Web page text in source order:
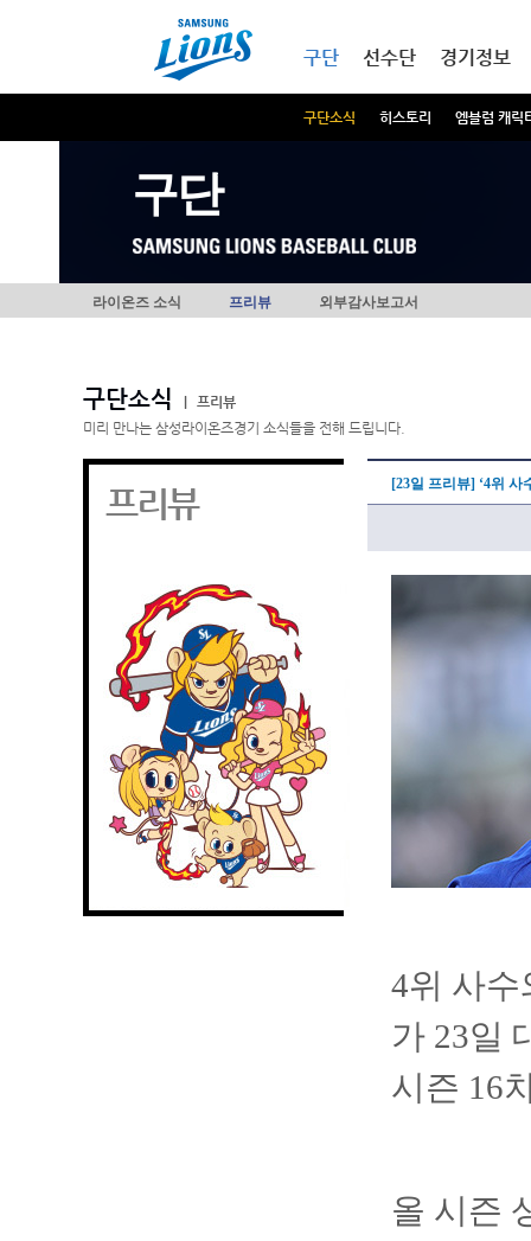
구단
구단소식 히스토리 엠블럼 캐릭
선수단 경기정보
구단
라이온즈 소식 프리뷰 외부감사보고서
구단소식
프리뷰
미리 만나는 삼성라이온즈경기 소식들을 전해 드립니다.
프리뷰 [23일 프리뷰] ‘4위
4위 사수
가 23일
시즌 16
올 시즌